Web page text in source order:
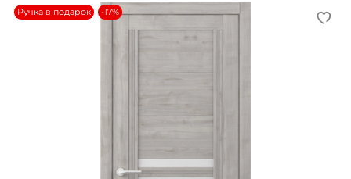
Ручка в подарок -17%